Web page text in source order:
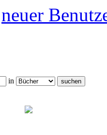
neuer
in